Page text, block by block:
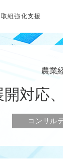
組強化支援
農業
開対応
コンサル